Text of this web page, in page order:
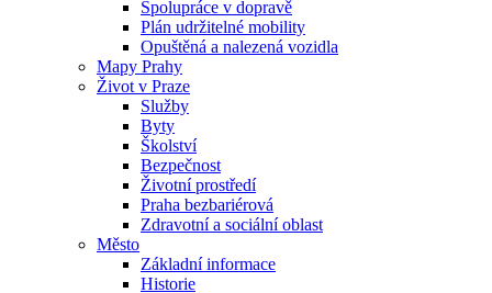
Spolupráce v dopravě
Plán udržitelné mobility
Opuštěná a nalezená vozidla
Mapy Prahy
Život v Praze
Služby
Byty
Školství
Bezpečnost
Životní prostředí
Praha bezbariérová
Zdravotní a sociální oblast
Město
Základní informace
Historie